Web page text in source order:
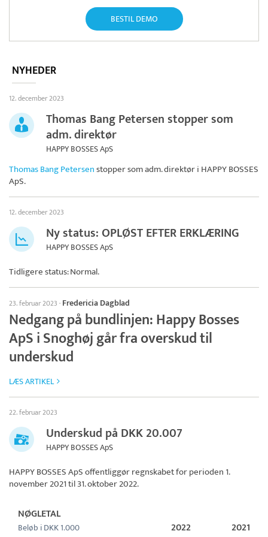
BESTIL DEMO
NYHEDER
12. december 2023
Thomas Bang Petersen stopper som
adm. direktør
HAPPY BOSSES ApS
Thomas Bang Petersenstopper som adm. direktør i HAPPY BOSSES
ApS.
12. december 2023
Ny status: OPLØST EFTER ERKLÆRING
HAPPY BOSSES ApS
Tidligere status: Normal.
23. februar 2023 · Fredericia Dagblad
Nedgang på bundlinjen: Happy Bosses
ApS i Snoghøj går fra overskud til
underskud
LÆS ARTIKEL
22. februar 2023
Underskud på DKK 20.007
HAPPY BOSSES ApS
HAPPY BOSSES ApSoffentliggør regnskabet for perioden 1.
november 2021 til 31. oktober 2022.
NØGLETAL
Beløb i DKK 1.000 2022 2021